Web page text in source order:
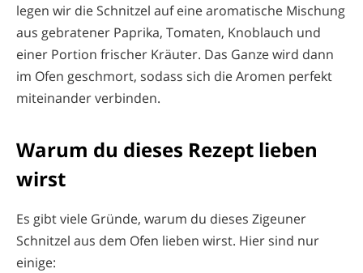
legen wir die Schnitzel auf eine aromatische Mischung
aus gebratener Paprika, Tomaten, Knoblauch und
einer Portion frischer Kräuter. Das Ganze wird dann
im Ofen geschmort, sodass sich die Aromen perfekt
miteinander verbinden.
Warum du dieses Rezept lieben
wirst
Es gibt viele Gründe, warum du dieses Zigeuner
Schnitzel aus dem Ofen lieben wirst. Hier sind nur
einige: